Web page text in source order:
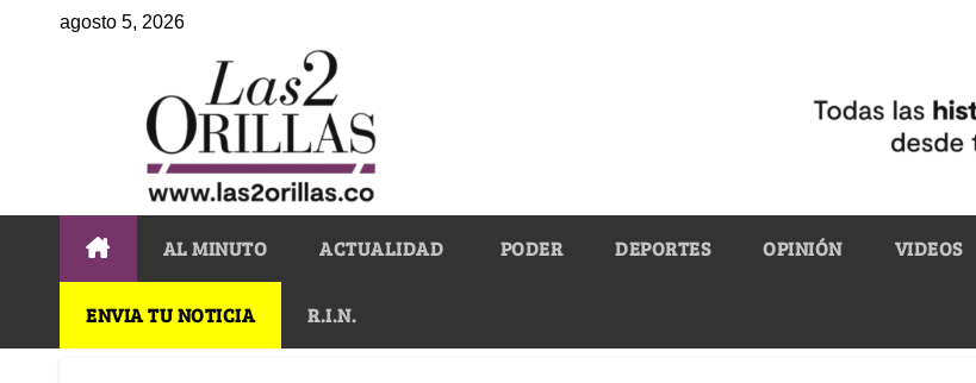
agosto 5, 2026
AL MINUTO ACTUALIDAD PODER DEPORTES OPINIÓN VIDEOS
ENVIA TU NOTICIA R.I.N.